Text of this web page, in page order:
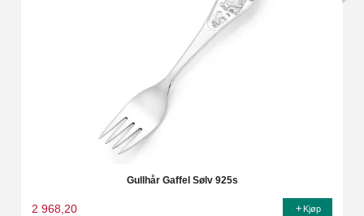
Gullhår Gaffel Sølv 925s
2 968,20 Kjøp